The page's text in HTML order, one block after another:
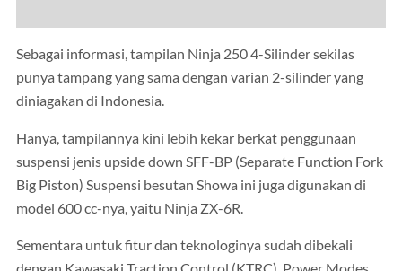
Sebagai informasi, tampilan Ninja 250 4-Silinder sekilas
punya tampang yang sama dengan varian 2-silinder yang
diniagakan di Indonesia.
Hanya, tampilannya kini lebih kekar berkat penggunaan
suspensi jenis upside down SFF-BP (Separate Function Fork
Big Piston) Suspensi besutan Showa ini juga digunakan di
model 600 cc-nya, yaitu Ninja ZX-6R.
Sementara untuk fitur dan teknologinya sudah dibekali